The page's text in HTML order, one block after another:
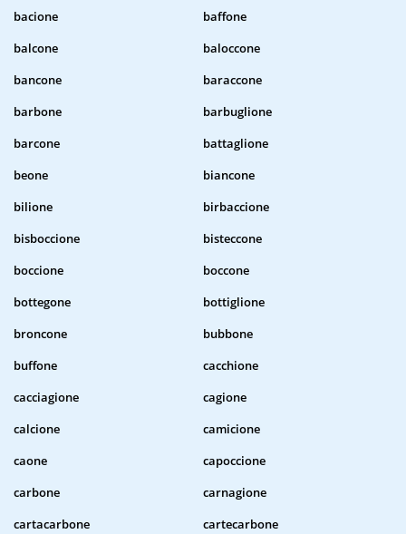
bacione
baffone
balcone
baloccone
bancone
baraccone
barbone
barbuglione
barcone
battaglione
beone
biancone
bilione
birbaccione
bisboccione
bisteccone
boccione
boccone
bottegone
bottiglione
broncone
bubbone
buffone
cacchione
cacciagione
cagione
calcione
camicione
caone
capoccione
carbone
carnagione
cartacarbone
cartecarbone